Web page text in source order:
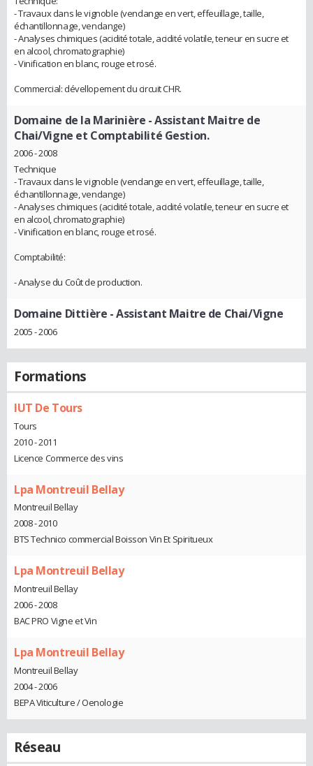
- Travaux dans le vignoble (vendange en vert, effeuillage, taille,
échantillonnage, vendange)
- Analyses chimiques (acidité totale, acidité volatile, teneur en sucre et
en alcool, chromatographie)
- Vinification en blanc, rouge et rosé.
Commercial: dévellopement du circuit CHR.
Domaine de la Marinière - Assistant Maitre de
Chai/Vigne et Comptabilité Gestion.
2006 - 2008
Technique
- Travaux dans le vignoble (vendange en vert, effeuillage, taille,
échantillonnage, vendange)
- Analyses chimiques (acidité totale, acidité volatile, teneur en sucre et
en alcool, chromatographie)
- Vinification en blanc, rouge et rosé.
Comptabilité:
- Analyse du Coût de production.
Domaine Dittière - Assistant Maitre de Chai/Vigne
2005 - 2006
Formations
IUT De Tours
Tours
2010 - 2011
Licence Commerce des vins
Lpa Montreuil Bellay
Montreuil Bellay
2008 - 2010
BTS Technico commercial Boisson Vin Et Spiritueux
Lpa Montreuil Bellay
Montreuil Bellay
2006 - 2008
BAC PRO Vigne et Vin
Lpa Montreuil Bellay
Montreuil Bellay
2004 - 2006
BEPA Viticulture / Oenologie
Réseau